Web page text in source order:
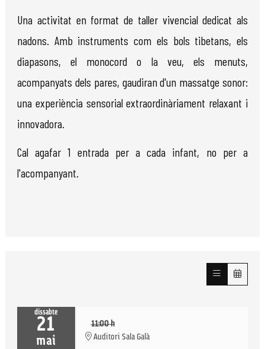
Una activitat en format de taller vivencial dedicat als
nadons. Amb instruments com els bols tibetans, els
diapasons, el monocord o la veu, els menuts,
acompanyats dels pares, gaudiran d'un massatge sonor:
una experiència sensorial extraordinàriament relaxant i
innovadora.
Cal agafar 1 entrada per a cada infant, no per a
l'acompanyant.
dissabte
21
mai
11:00 h
Auditori Sala Galà